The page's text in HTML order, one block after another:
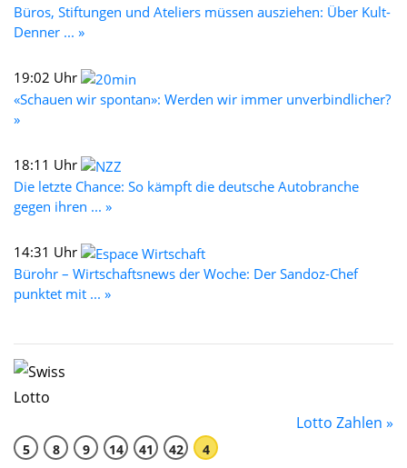
Büros, Stiftungen und Ateliers müssen ausziehen: Über Kult-
Denner ... »
19:02 Uhr
«Schauen wir spontan»: Werden wir immer unverbindlicher?
»
18:11 Uhr
Die letzte Chance: So kämpft die deutsche Autobranche
gegen ihren ... »
14:31 Uhr
Bürohr – Wirtschaftsnews der Woche: Der Sandoz-Chef
punktet mit ... »
Lotto Zahlen »
5 8 9 14 41 42 4